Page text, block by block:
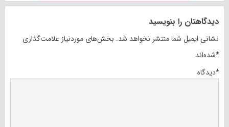
دیدگاهتان را بنویسید
نشانی ایمیل شما منتشر نخواهد شد. بخش‌های موردنیاز علامت‌گذاری
شده‌اند*
دیدگاه*